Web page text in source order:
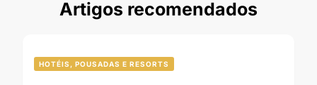
Artigos recomendados
HOTÉIS, POUSADAS E RESORTS